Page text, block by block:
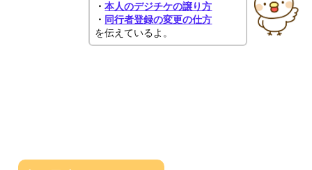
・本人のデジチケの譲り方
・ 同行者登録の変更の仕方
を伝えているよ。